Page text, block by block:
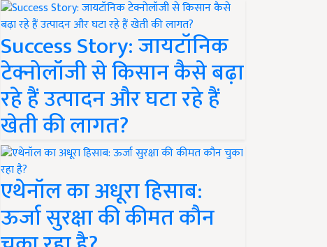
Success Story: जायटॉनिक
टेक्नोलॉजी से किसान कैसे बढ़ा
रहे हैं उत्पादन और घटा रहे हैं
खेती की लागत?
एथेनॉल का अधूरा हिसाब:
ऊर्जा सुरक्षा की कीमत कौन